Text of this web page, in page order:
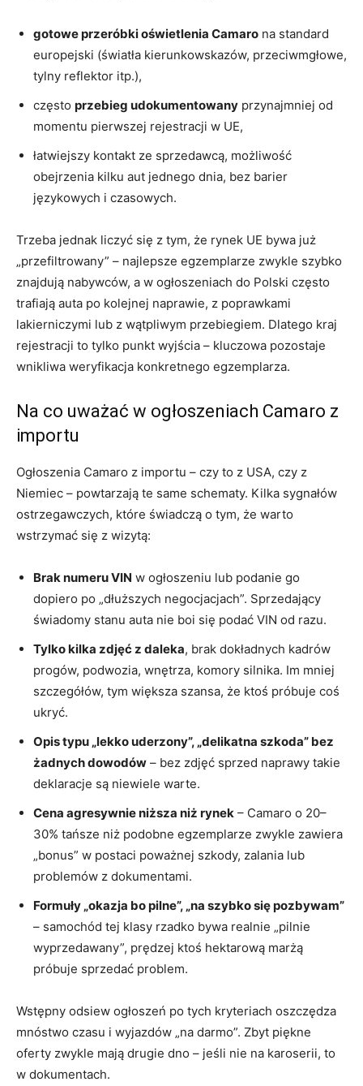
gotowe przeróbki oświetlenia Camaro na standard
europejski (światła kierunkowskazów, przeciwmgłowe,
tylny reflektor itp.),
często przebieg udokumentowany przynajmniej od
momentu pierwszej rejestracji w UE,
łatwiejszy kontakt ze sprzedawcą, możliwość
obejrzenia kilku aut jednego dnia, bez barier
językowych i czasowych.
Trzeba jednak liczyć się z tym, że rynek UE bywa już
„przefiltrowany” – najlepsze egzemplarze zwykle szybko
znajdują nabywców, a w ogłoszeniach do Polski często
trafiają auta po kolejnej naprawie, z poprawkami
lakierniczymi lub z wątpliwym przebiegiem. Dlatego kraj
rejestracji to tylko punkt wyjścia – kluczowa pozostaje
wnikliwa weryfikacja konkretnego egzemplarza.
Na co uważać w ogłoszeniach Camaro z
importu
Ogłoszenia Camaro z importu – czy to z USA, czy z
Niemiec – powtarzają te same schematy. Kilka sygnałów
ostrzegawczych, które świadczą o tym, że warto
wstrzymać się z wizytą:
Brak numeru VIN w ogłoszeniu lub podanie go
dopiero po „dłuższych negocjacjach”. Sprzedający
świadomy stanu auta nie boi się podać VIN od razu.
Tylko kilka zdjęć z daleka, brak dokładnych kadrów
progów, podwozia, wnętrza, komory silnika. Im mniej
szczegółów, tym większa szansa, że ktoś próbuje coś
ukryć.
Opis typu „lekko uderzony”, „delikatna szkoda” bez
żadnych dowodów – bez zdjęć sprzed naprawy takie
deklaracje są niewiele warte.
Cena agresywnie niższa niż rynek – Camaro o 20–
30% tańsze niż podobne egzemplarze zwykle zawiera
„bonus” w postaci poważnej szkody, zalania lub
problemów z dokumentami.
Formuły „okazja bo pilne”, „na szybko się pozbywam”
– samochód tej klasy rzadko bywa realnie „pilnie
wyprzedawany”, prędzej ktoś hektarową marżą
próbuje sprzedać problem.
Wstępny odsiew ogłoszeń po tych kryteriach oszczędza
mnóstwo czasu i wyjazdów „na darmo”. Zbyt piękne
oferty zwykle mają drugie dno – jeśli nie na karoserii, to
w dokumentach.